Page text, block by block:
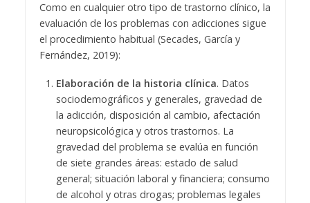
Como en cualquier otro tipo de trastorno clínico, la
evaluación de los problemas con adicciones sigue
el procedimiento habitual (Secades, García y
Fernández, 2019):
Elaboración de la historia clínica. Datos
sociodemográficos y generales, gravedad de
la adicción, disposición al cambio, afectación
neuropsicológica y otros trastornos. La
gravedad del problema se evalúa en función
de siete grandes áreas: estado de salud
general; situación laboral y financiera; consumo
de alcohol y otras drogas; problemas legales